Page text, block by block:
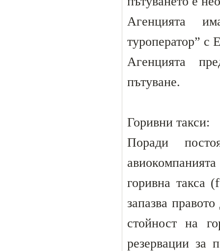
Агенцията
туроператор” с
Агенцията
пътуване.
Горивни такси:
Поради
горивна такса
запазва
стойност на
резервации за